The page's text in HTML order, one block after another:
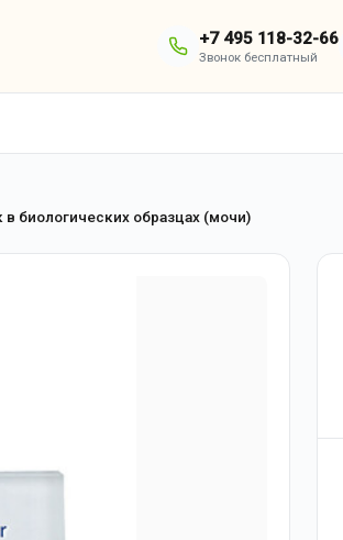
+7 495 118-32-66
Звонок бесплатный
биологических образцах (мочи)